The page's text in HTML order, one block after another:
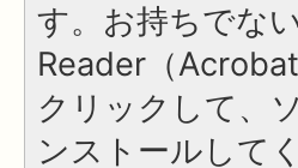
す。お持ちでな
Reader（
クリックして、
ンストールして